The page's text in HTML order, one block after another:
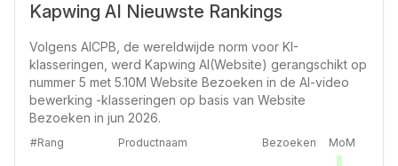
Kapwing AI Nieuwste Rankings
Volgens AICPB, de wereldwijde norm voor KI-
klasseringen, werd Kapwing AI(Website) gerangschikt op
nummer 5 met 5.10M Website Bezoeken in de AI-video
bewerking -klasseringen op basis van Website
Bezoeken in jun 2026.
#Rang Productnaam Bezoeken MoM